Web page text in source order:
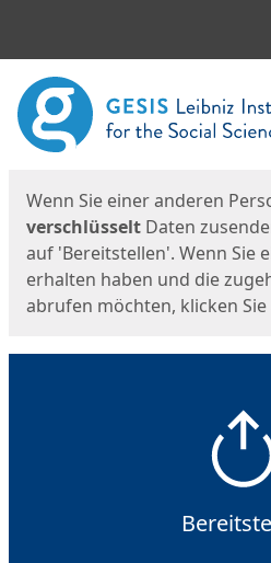
Start
Wenn Sie einer anderen
verschlüsselt Daten
auf 'Bereitstellen'. Wenn Sie
erhalten haben und die
abrufen möchten, klicken